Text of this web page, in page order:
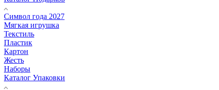
Символ года 2027
Мягкая игрушка
Текстиль
Пластик
Картон
Жесть
Наборы
Каталог Упаковки